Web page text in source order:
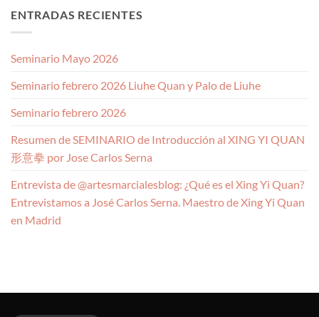
ENTRADAS RECIENTES
Seminario Mayo 2026
Seminario febrero 2026 Liuhe Quan y Palo de Liuhe
Seminario febrero 2026
Resumen de SEMINARIO de Introducción al XING YI QUAN
形意拳 por Jose Carlos Serna
Entrevista de @artesmarcialesblog: ¿Qué es el Xing Yi Quan?
Entrevistamos a José Carlos Serna. Maestro de Xing Yi Quan
en Madrid